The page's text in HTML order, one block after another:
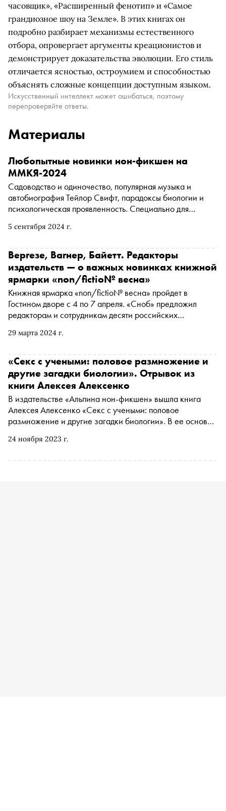
часовщик», «Расширенный фенотип» и «Самое
грандиозное шоу на Земле». В этих книгах он
подробно разбирает механизмы естественного
отбора, опровергает аргументы креационистов и
демонстрирует доказательства эволюции. Его стиль
отличается ясностью, остроумием и способностью
объяснять сложные концепции доступным языком.
Искусственный интеллект может ошибаться, поэтому
перепроверяйте ответы.
Материалы
5 сентября 2024 г.
Любопытные новинки нон-фикшен на
ММКЯ-2024
Садоводство и одиночество, популярная музыка и
автобиография Тейлор Свифт, парадоксы биологии и
психологическая проявленность. Специально для
Литрес, собрала интересные произведения, которые
ярмарке
29 марта 2024 г.
Вергезе, Вагнер, Байетт. Редакторы
издательств — о важных новинках книжной
ярмарки «non/fictio№ весна»
Книжная ярмарка «non/fictio№ весна» пройдет в
Гостином дворе с 4 по 7 апреля. «Сноб» предложил
редакторам и сотрудникам десяти российских
которые стоит обратить внимание всем книгофилам
24 ноября 2023 г.
«Секс с учеными: половое размножение и
другие загадки биологии». Отрывок из
книги Алексея Алексенко
В издательстве «Альпина нон-фикшен» вышла книга
Алексея Алексенко «Секс с учеными: половое
размножение и другие загадки биологии». В ее основе
«Сноб» в 2022 году. Публикуем одну из глав этой книги